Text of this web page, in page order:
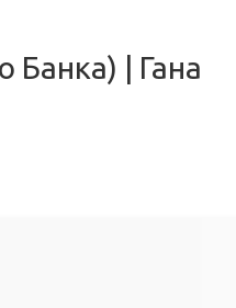
Банка) | Гана